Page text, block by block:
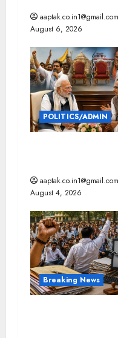
o
n
aaptak.co.in1@gmail.com
August 6, 2026
POLITICS/ADMIN
aaptak.co.in1@gmail.com
August 4, 2026
Breaking News